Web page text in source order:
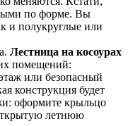
по форме. Вы
и полукруглые или
Лестница на косоурах
помещений:
или безопасный
конструкция будет
оформите крыльцо
летнюю